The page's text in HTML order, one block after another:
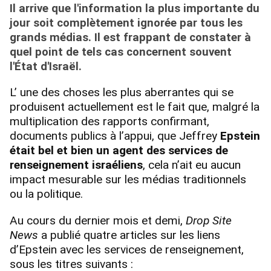
Il arrive que l'information la plus importante du
jour soit complètement ignorée par tous les
grands médias. Il est frappant de constater à
quel point de tels cas concernent souvent
l'État d'Israël.
L’ une des choses les plus aberrantes qui se
produisent actuellement est le fait que, malgré la
multiplication des rapports confirmant,
documents publics à l’appui, que Jeffrey Epstein
était bel et bien un agent des services de
renseignement israéliens, cela n’ait eu aucun
impact mesurable sur les médias traditionnels
ou la politique.
Au cours du dernier mois et demi, Drop Site
News a publié quatre articles sur les liens
d’Epstein avec les services de renseignement,
sous les titres suivants :